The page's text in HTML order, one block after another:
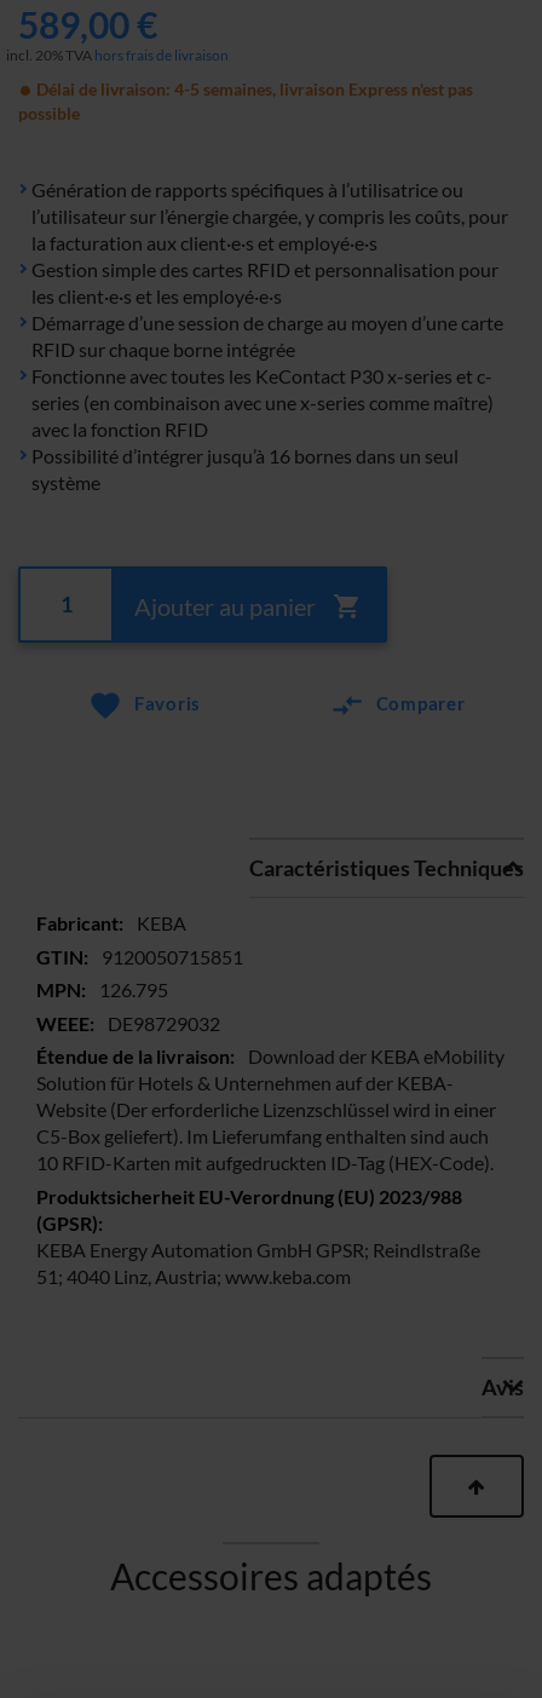
589,00 €
incl. 20% TVA hors frais de livraison
Délai de livraison: 4-5 semaines, livraison Express n'est pas
possible
Génération de rapports spécifiques à l’utilisatrice ou
l’utilisateur sur l’énergie chargée, y compris les coûts, pour
la facturation aux client·e·s et employé·e·s
Gestion simple des cartes RFID et personnalisation pour
les client·e·s et les employé·e·s
Démarrage d’une session de charge au moyen d’une carte
RFID sur chaque borne intégrée
Fonctionne avec toutes les KeContact P30 x-series et c-
series (en combinaison avec une x-series comme maître)
avec la fonction RFID
Possibilité d’intégrer jusqu’à 16 bornes dans un seul
système
Ajouter au panier
Favoris Comparer
Caractéristiques Techniques
Plus
d’information
KEBA
9120050715851
126.795
DE98729032
Download der KEBA eMobility
Solution für Hotels & Unternehmen auf der KEBA-
Website (Der erforderliche Lizenzschlüssel wird in einer
C5-Box geliefert). Im Lieferumfang enthalten sind auch
10 RFID-Karten mit aufgedruckten ID-Tag (HEX-Code).
KEBA Energy Automation GmbH GPSR; Reindlstraße
51; 4040 Linz, Austria; www.keba.com
Avis
Accessoires adaptés